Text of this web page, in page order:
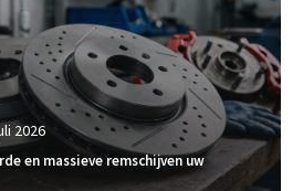
2026
en massieve remschijven uw